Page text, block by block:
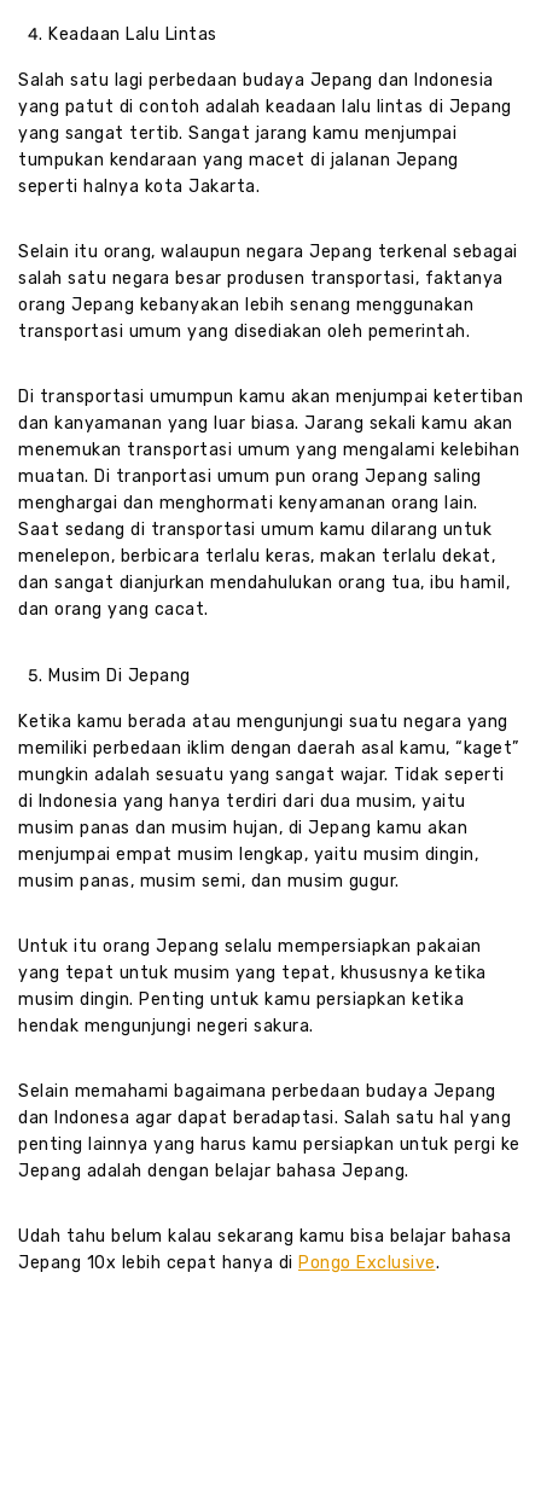
Keadaan Lalu Lintas
Salah satu lagi perbedaan budaya Jepang dan Indonesia
yang patut di contoh adalah keadaan lalu lintas di Jepang
yang sangat tertib. Sangat jarang kamu menjumpai
tumpukan kendaraan yang macet di jalanan Jepang
seperti halnya kota Jakarta.
Selain itu orang, walaupun negara Jepang terkenal sebagai
salah satu negara besar produsen transportasi, faktanya
orang Jepang kebanyakan lebih senang menggunakan
transportasi umum yang disediakan oleh pemerintah.
Di transportasi umumpun kamu akan menjumpai ketertiban
dan kanyamanan yang luar biasa. Jarang sekali kamu akan
menemukan transportasi umum yang mengalami kelebihan
muatan. Di tranportasi umum pun orang Jepang saling
menghargai dan menghormati kenyamanan orang lain.
Saat sedang di transportasi umum kamu dilarang untuk
menelepon, berbicara terlalu keras, makan terlalu dekat,
dan sangat dianjurkan mendahulukan orang tua, ibu hamil,
dan orang yang cacat.
Musim Di Jepang
Ketika kamu berada atau mengunjungi suatu negara yang
memiliki perbedaan iklim dengan daerah asal kamu, “kaget”
mungkin adalah sesuatu yang sangat wajar. Tidak seperti
di Indonesia yang hanya terdiri dari dua musim, yaitu
musim panas dan musim hujan, di Jepang kamu akan
menjumpai empat musim lengkap, yaitu musim dingin,
musim panas, musim semi, dan musim gugur.
Untuk itu orang Jepang selalu mempersiapkan pakaian
yang tepat untuk musim yang tepat, khususnya ketika
musim dingin. Penting untuk kamu persiapkan ketika
hendak mengunjungi negeri sakura.
Selain memahami bagaimana perbedaan budaya Jepang
dan Indonesa agar dapat beradaptasi. Salah satu hal yang
penting lainnya yang harus kamu persiapkan untuk pergi ke
Jepang adalah dengan belajar bahasa Jepang.
Udah tahu belum kalau sekarang kamu bisa belajar bahasa
Jepang 10x lebih cepat hanya di Pongo Exclusive.